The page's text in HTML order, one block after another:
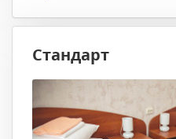
Стандарт